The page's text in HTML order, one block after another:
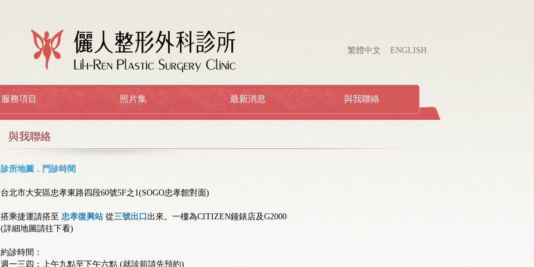
繁體中文 ENGLISH
服務項目 照片集 最新消息 與我聯絡
與我聯絡
診所地圖．門診時間
台北市大安區忠孝東路四段60號5F之1(SOGO忠孝館對面)
搭乘捷運請搭至 忠孝復興站 從三號出口 出來。一樓為CITIZEN鐘錶店及G2000
(詳細地圖請往下看)
約診時間：
週一三四：上午九點至下午六點 (就診前請先預約)